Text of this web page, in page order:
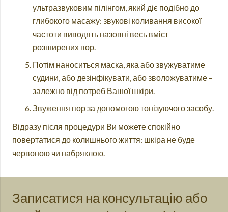
ультразвуковим пілінгом, який діє подібно до
глибокого масажу: звукові коливання високої
частоти виводять назовні весь вміст
розширених пор.
Потім наноситься маска, яка або звужуватиме
судини, або дезінфікувати, або зволожуватиме –
залежно від потреб Вашої шкіри.
Звуження пор за допомогою тонізуючого засобу.
Відразу після процедури Ви можете спокійно
повертатися до колишнього життя: шкіра не буде
червоною чи набряклою.
Записатися на консультацію або